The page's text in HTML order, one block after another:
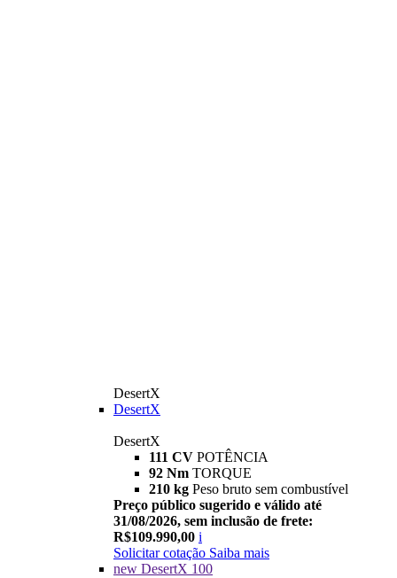
DesertX
DesertX
DesertX
111 CV POTÊNCIA
92 Nm TORQUE
210 kg Peso bruto sem combustível
Preço público sugerido e válido até
31/08/2026, sem inclusão de frete:
R$109.990,00 i
Solicitar cotação Saiba mais
new DesertX 100